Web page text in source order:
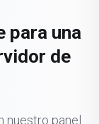
para una
de
nuestro panel